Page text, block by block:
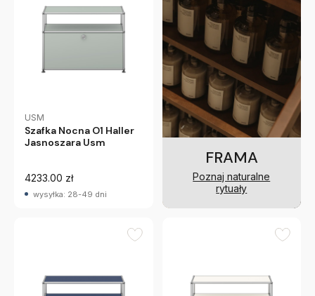
USM
Szafka Nocna O1 Haller
Jasnoszara Usm
4233.00 zł
wysyłka: 28-49 dni
FRAMA
Poznaj naturalne
rytuały